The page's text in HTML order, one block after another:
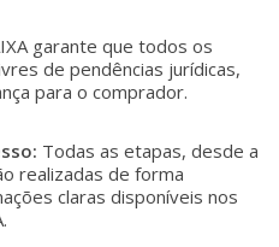
garante que todos os
de pendências jurídicas,
para o comprador.
Todas as etapas, desde a
realizadas de forma
claras disponíveis nos